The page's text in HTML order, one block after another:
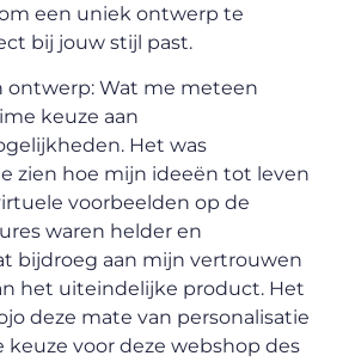
een uniek ontwerp te
bij jouw stijl past.
ontwerp: Wat me meteen
keuze aan
Het was
zien hoe mijn ideeën tot leven
voorbeelden op de
waren helder en
bijdroeg aan mijn vertrouwen
het uiteindelijke product. Het
deze mate van personalisatie
keuze voor deze webshop des